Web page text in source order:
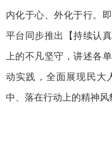
内化于心、外化于行。
平台同步推出【持续认
上的不凡坚守，讲述各
动实践，全面展现民大
中、落在行动上的精神风